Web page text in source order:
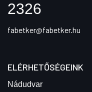
2326
fabetker@fabetker.hu
ELÉRHETŐSÉGEINK
Nádudvar